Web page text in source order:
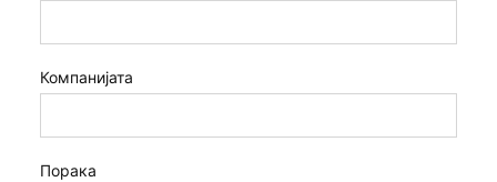
Компанијата
Порака